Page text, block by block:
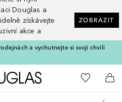
Douglas a
získávejte
akce a
ZOBRAZIT
a vychutnejte si svojí chvíli
Domů K mému
Do